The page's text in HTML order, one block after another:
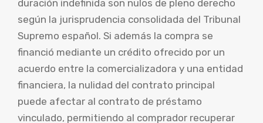
duración indefinida son nulos de pleno derecho
según la jurisprudencia consolidada del Tribunal
Supremo español. Si además la compra se
financió mediante un crédito ofrecido por un
acuerdo entre la comercializadora y una entidad
financiera, la nulidad del contrato principal
puede afectar al contrato de préstamo
vinculado, permitiendo al comprador recuperar